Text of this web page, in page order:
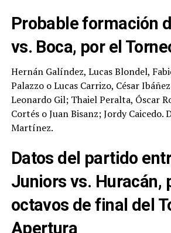
Probable formación
vs. Boca, por el
Hernán Galíndez, Lucas Blondel,
Palazzo o Lucas Carrizo, César
Leonardo Gil; Thaiel Peralta, Óscar
Cortés o Juan Bisanz; Jordy Caicedo.
Martínez.
Datos del partido
Juniors vs. Huracán,
octavos de final del
Apertura